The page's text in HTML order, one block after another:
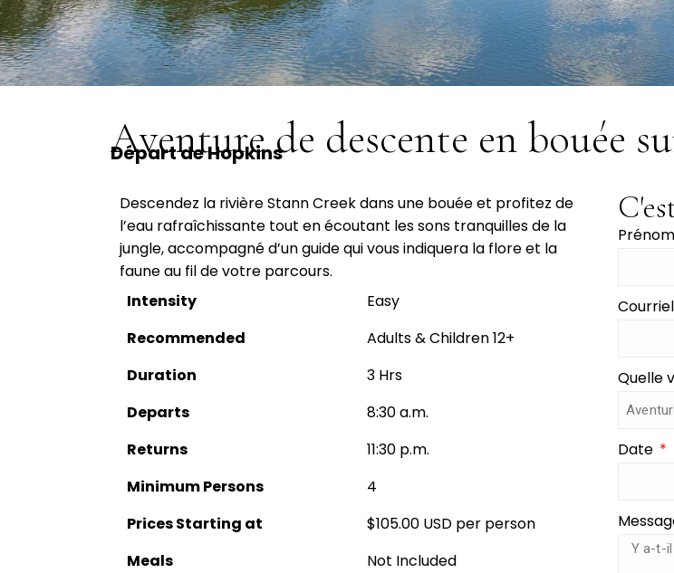
Aventure de descente en bouée
Départ de Hopkins
Descendez la rivière Stann Creek dans une bouée et profitez de
l’eau rafraîchissante tout en écoutant les sons tranquilles de la
jungle, accompagné d’un guide qui vous indiquera la flore et la
faune au fil de votre parcours.
Intensity
Easy
Recommended
Adults & Children 12+
Duration
3 Hrs
Departs
8:30 a.m.
Returns
11:30 p.m.
Minimum Persons
4
Prices Starting at
$105.00 USD per person
Meals
Not Included
Prénom
Courriel
Quelle
Date